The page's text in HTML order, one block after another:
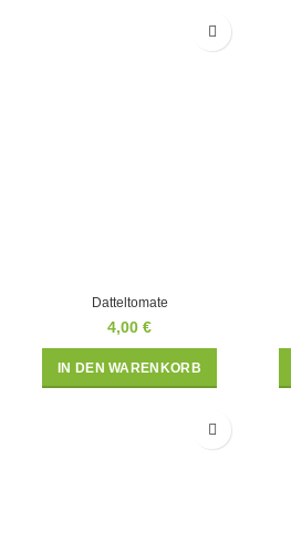
Datteltomate
4,00 €
IN DEN WARENKORB